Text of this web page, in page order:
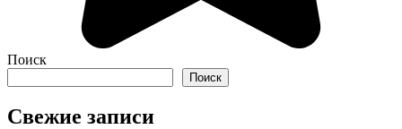
Поиск
Поиск
Свежие записи